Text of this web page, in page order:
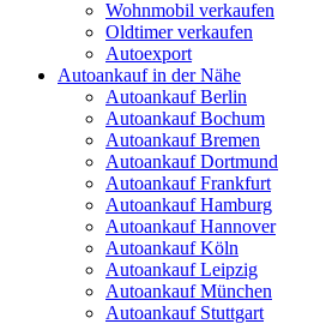
Wohnmobil verkaufen
Oldtimer verkaufen
Autoexport
Autoankauf in der Nähe
Autoankauf Berlin
Autoankauf Bochum
Autoankauf Bremen
Autoankauf Dortmund
Autoankauf Frankfurt
Autoankauf Hamburg
Autoankauf Hannover
Autoankauf Köln
Autoankauf Leipzig
Autoankauf München
Autoankauf Stuttgart